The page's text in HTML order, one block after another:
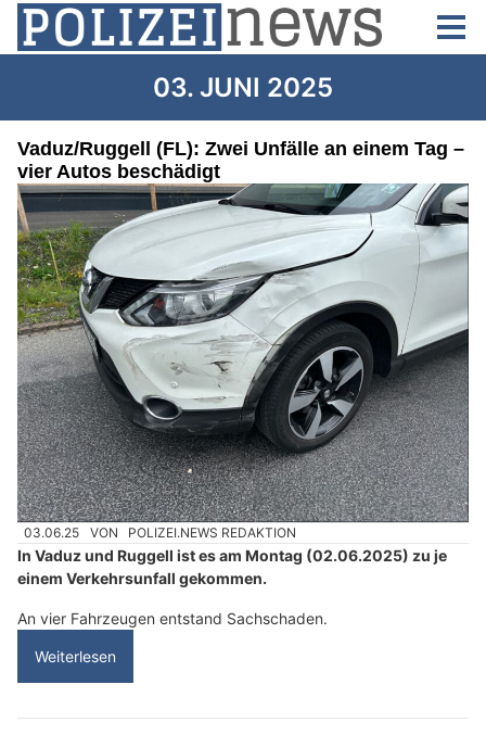
03. JUNI 2025
Vaduz/Ruggell (FL): Zwei Unfälle an einem Tag –
vier Autos beschädigt
03.06.25 VON POLIZEI.NEWS REDAKTION
In Vaduz und Ruggell ist es am Montag (02.06.2025) zu je
einem Verkehrsunfall gekommen.
An vier Fahrzeugen entstand Sachschaden.
Weiterlesen